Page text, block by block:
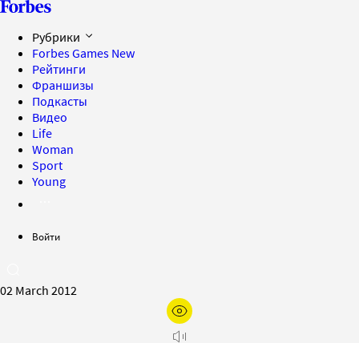
Рубрики
Forbes Games New
Рейтинги
Франшизы
Подкасты
Видео
Life
Woman
Sport
Young
Войти
02 March 2012